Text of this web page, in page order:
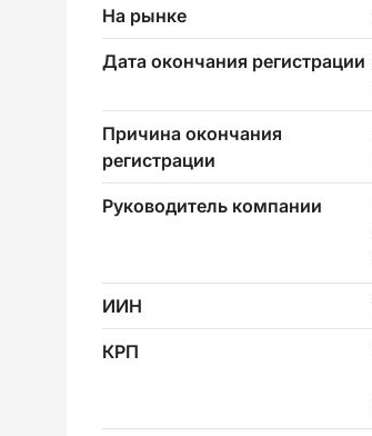
На рынке
Дата окончания регистрации
Причина окончания
регистрации
Руководитель компании
ИИН
КРП